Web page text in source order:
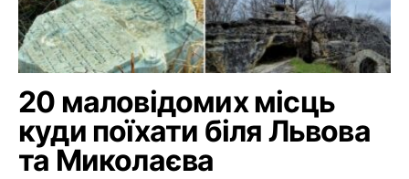
20 маловідомих місць
куди поїхати біля Львова
та Миколаєва